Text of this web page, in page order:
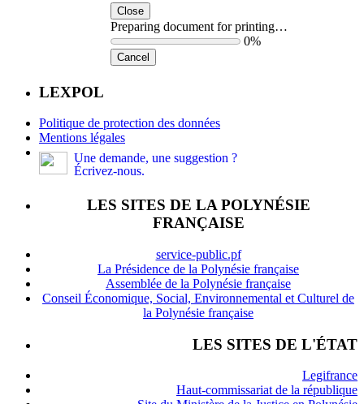
Close
Preparing document for printing…
0%
Cancel
LEXPOL
Politique de protection des données
Mentions légales
Une demande, une suggestion ?
Écrivez-nous.
LES SITES DE LA POLYNÉSIE
FRANÇAISE
service-public.pf
La Présidence de la Polynésie française
Assemblée de la Polynésie française
Conseil Économique, Social, Environnemental et Culturel de
la Polynésie française
LES SITES DE L'ÉTAT
Legifrance
Haut-commissariat de la république